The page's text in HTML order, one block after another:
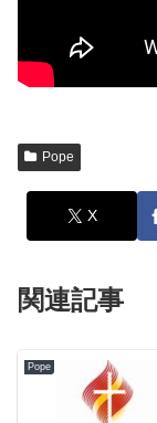
Pope
X
関連記事
Pope